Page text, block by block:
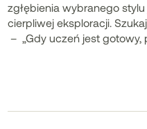
zgłębienia wybranego
cierpliwej eksploracji.
– „Gdy uczeń jest gotowy,